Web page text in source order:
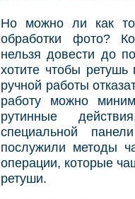
Но можно ли как то
обработки фото?
нельзя довести до
хотите чтобы ретушь
ручной работы
работу можно
рутинные
специальной
послужили методы
операции, которые
ретуши.